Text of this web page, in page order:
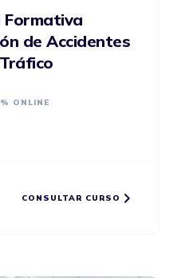
Formativa
de Accidentes
ONLINE
CONSULTAR CURSO